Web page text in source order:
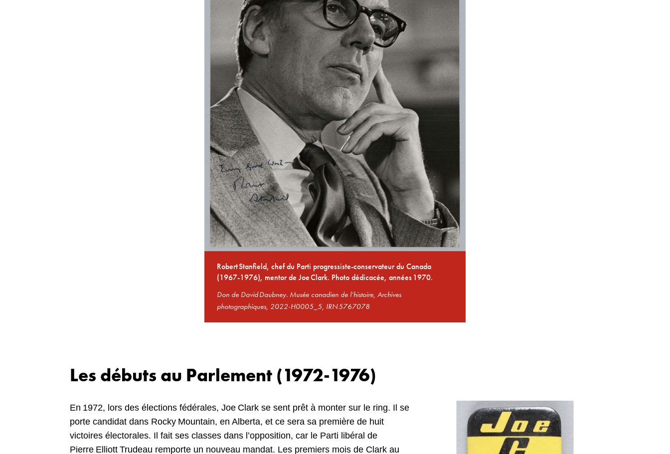
Robert Stanfield, chef du Parti progressiste-conservateur du Canada
(1967-1976), mentor de Joe Clark. Photo dédicacée, années 1970.
Don de David Daubney. Musée canadien de l’histoire, Archives
photographiques, 2022-H0005_5, IRN 5767078
Les débuts au Parlement (1972-1976)
En 1972, lors des élections fédérales, Joe Clark se sent prêt à monter sur le ring. Il se
porte candidat dans Rocky Mountain, en Alberta, et ce sera sa première de huit
victoires électorales. Il fait ses classes dans l’opposition, car le Parti libéral de
Pierre Elliott Trudeau remporte un nouveau mandat. Les premiers mois de Clark au